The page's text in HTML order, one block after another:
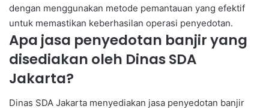
dengan menggunakan metode pemantauan yang efektif
untuk memastikan keberhasilan operasi penyedotan.
Apa jasa penyedotan banjir yang
disediakan oleh Dinas SDA
Jakarta?
Dinas SDA Jakarta menyediakan jasa penyedotan banjir